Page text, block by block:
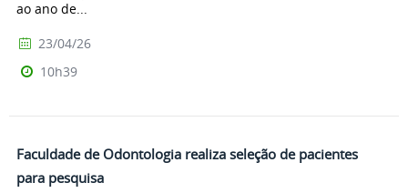
ao ano de...
23/04/26
10h39
Faculdade de Odontologia realiza seleção de pacientes
para pesquisa